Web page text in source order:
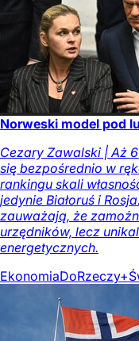
Norweski model pod
Cezary Zawalski | Aż
się bezpośrednio w
rankingu skali
jedynie Białoruś i
zauważają, że
urzędników, lecz
energetycznych.
EkonomiaDoRzeczy+